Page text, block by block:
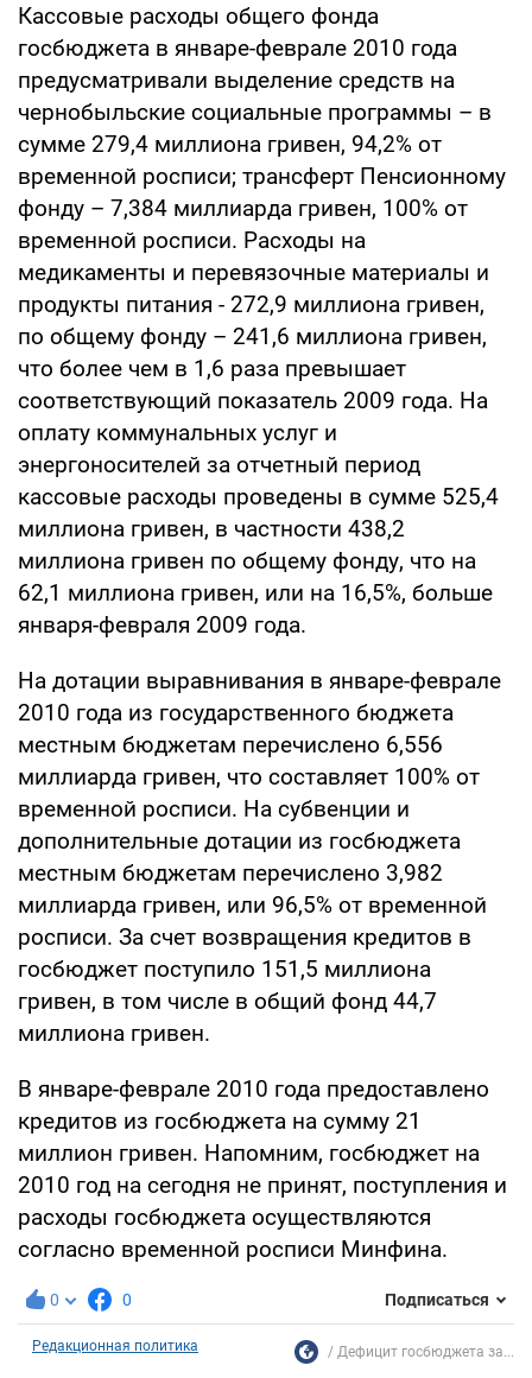
Кассовые расходы общего фонда
госбюджета в январе-феврале 2010 года
предусматривали выделение средств на
чернобыльские социальные программы – в
сумме 279,4 миллиона гривен, 94,2% от
временной росписи; трансферт Пенсионному
фонду – 7,384 миллиарда гривен, 100% от
временной росписи. Расходы на
медикаменты и перевязочные материалы и
продукты питания - 272,9 миллиона гривен,
по общему фонду – 241,6 миллиона гривен,
что более чем в 1,6 раза превышает
соответствующий показатель 2009 года. На
оплату коммунальных услуг и
энергоносителей за отчетный период
кассовые расходы проведены в сумме 525,4
миллиона гривен, в частности 438,2
миллиона гривен по общему фонду, что на
62,1 миллиона гривен, или на 16,5%, больше
января-февраля 2009 года.
На дотации выравнивания в январе-феврале
2010 года из государственного бюджета
местным бюджетам перечислено 6,556
миллиарда гривен, что составляет 100% от
временной росписи. На субвенции и
дополнительные дотации из госбюджета
местным бюджетам перечислено 3,982
миллиарда гривен, или 96,5% от временной
росписи. За счет возвращения кредитов в
госбюджет поступило 151,5 миллиона
гривен, в том числе в общий фонд 44,7
миллиона гривен.
В январе-феврале 2010 года предоставлено
кредитов из госбюджета на сумму 21
миллион гривен. Напомним, госбюджет на
2010 год на сегодня не принят, поступления и
расходы госбюджета осуществляются
согласно временной росписи Минфина.
0 0 Подписаться
Редакционная политика Дефицит госбюджета за...